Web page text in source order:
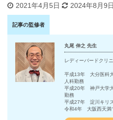
2021年4月5日 2024年8月9日
記事の監修者
丸尾 伸之 先生
レディーバードクリ
平成13年 大分医科
人科勤務
平成20年 神戸大学
勤務
平成27年 淀川キリ
令和4年 大阪西天満